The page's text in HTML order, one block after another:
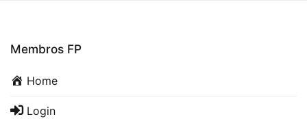
Membros FP
Home
Login